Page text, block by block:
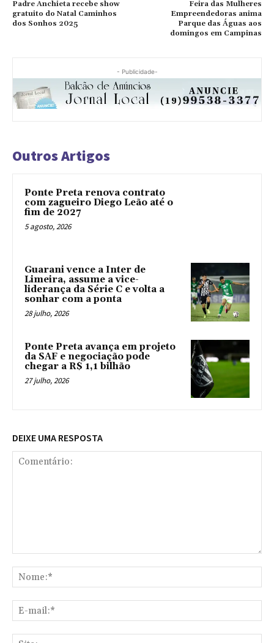
Padre Anchieta recebe show
gratuito do Natal Caminhos
dos Sonhos 2025
Feira das Mulheres
Empreendedoras anima
Parque das Águas aos
domingos em Campinas
- Publicidade-
Outros Artigos
Ponte Preta renova contrato
com zagueiro Diego Leão até o
fim de 2027
5 agosto, 2026
Guarani vence a Inter de
Limeira, assume a vice-
liderança da Série C e volta a
sonhar com a ponta
28 julho, 2026
Ponte Preta avança em projeto
da SAF e negociação pode
chegar a R$ 1,1 bilhão
27 julho, 2026
DEIXE UMA RESPOSTA